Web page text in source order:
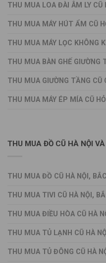
THU MUA LOA ĐÀI ÂM LY CŨ
THU MUA MÁY HÚT ẨM CŨ
THU MUA MÁY LỌC KHÔNG
THU MUA BÀN GHẾ GIƯỜNG
THU MUA GIƯỜNG TẦNG CŨ
THU MUA MÁY ÉP MÍA CŨ
THU MUA ĐỒ CŨ HÀ NỘI
THU MUA ĐỒ CŨ HÀ NỘI,
THU MUA TIVI CŨ HÀ NỘI,
THU MUA ĐIỀU HÒA CŨ HÀ
THU MUA TỦ LẠNH CŨ HÀ
THU MUA TỦ ĐÔNG CŨ HÀ